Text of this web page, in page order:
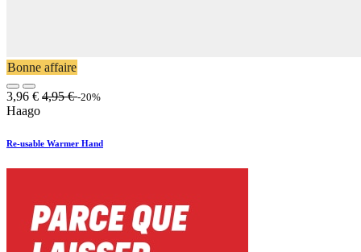
Bonne affaire
3,96 € 4,95€ -20%
Haago
Re-usable Warmer Hand